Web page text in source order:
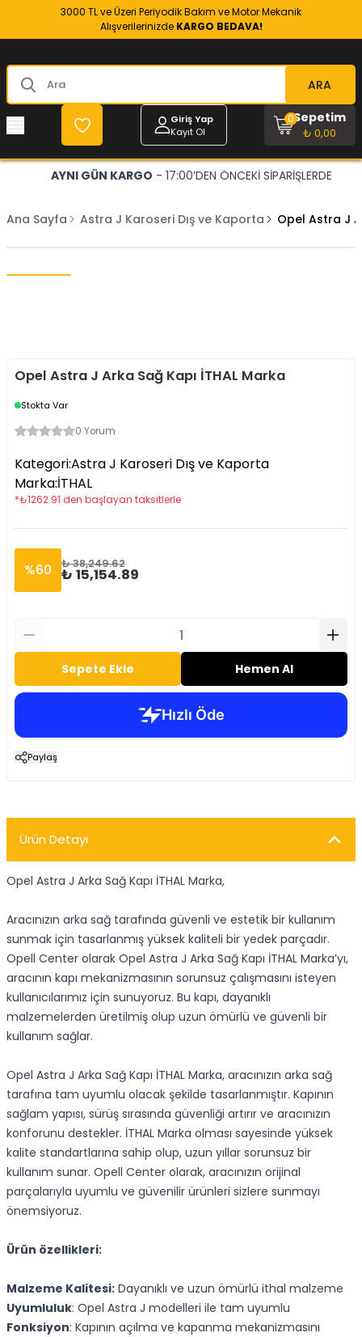
3000 TL ve Üzeri Periyodik Bakım ve Motor Mekanik
Alışverilerinizde KARGO BEDAVA!
ARA
Giriş Yap
Kayıt Ol
Sepetim
₺ 0,00
0
AYNI GÜN KARGO - 17:00’DEN ÖNCEKİ SİPARİŞLERDE
Ana Sayfa Astra J Karoseri Dış ve Kaporta Opel Astra J
Opel Astra J Arka Sağ Kapı İTHAL Marka
Stokta Var
0 Yorum
Kategori:Astra J Karoseri Dış ve Kaporta
Marka:İTHAL
*₺1262.91 den başlayan taksitlerle
%60 ₺ 38,249.62
₺ 15,154.89
Sepete Ekle Hemen Al
Paylaş
Ürün Detayı
Opel Astra J Arka Sağ Kapı İTHAL Marka,
Aracınızın arka sağ tarafında güvenli ve estetik bir kullanım
sunmak için tasarlanmış yüksek kaliteli bir yedek parçadır.
Opell Center olarak Opel Astra J Arka Sağ Kapı İTHAL Marka’yı,
aracının kapı mekanizmasının sorunsuz çalışmasını isteyen
kullanıcılarımız için sunuyoruz. Bu kapı, dayanıklı
malzemelerden üretilmiş olup uzun ömürlü ve güvenli bir
kullanım sağlar.
Opel Astra J Arka Sağ Kapı İTHAL Marka, aracınızın arka sağ
tarafına tam uyumlu olacak şekilde tasarlanmıştır. Kapının
sağlam yapısı, sürüş sırasında güvenliği artırır ve aracınızın
konforunu destekler. İTHAL Marka olması sayesinde yüksek
kalite standartlarına sahip olup, uzun yıllar sorunsuz bir
kullanım sunar. Opell Center olarak, aracınızın orijinal
parçalarıyla uyumlu ve güvenilir ürünleri sizlere sunmayı
önemsiyoruz.
Ürün özellikleri:
Malzeme Kalitesi: Dayanıklı ve uzun ömürlü ithal malzeme
Uyumluluk: Opel Astra J modelleri ile tam uyumlu
Fonksiyon: Kapının açılma ve kapanma mekanizmasını